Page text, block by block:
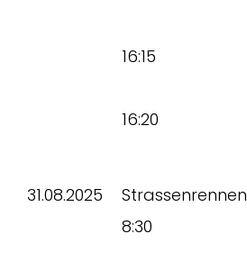
16:15
16:20
31.08.2025
Strassenrennen
8:30